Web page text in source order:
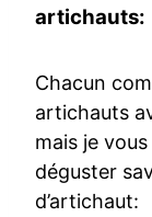
artichauts:
Chacun
artichauts
mais je
déguster
d’artichaut: